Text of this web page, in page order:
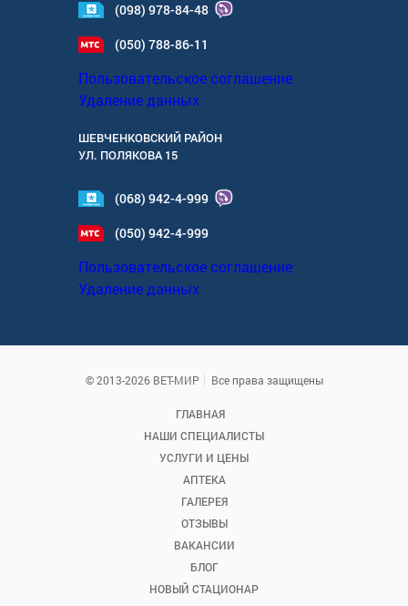
(098) 978-84-48
(050) 788-86-11
Пользовательское соглашение
Удаление данных
ШЕВЧЕНКОВСКИЙ РАЙОН
УЛ. ПОЛЯКОВА 15
(068) 942-4-999
(050) 942-4-999
Пользовательское соглашение
Удаление данных
© 2013-2026 ВЕТ-МИР Все права защищены
ГЛАВНАЯ
НАШИ СПЕЦИАЛИСТЫ
УСЛУГИ И ЦЕНЫ
АПТЕКА
ГАЛЕРЕЯ
ОТЗЫВЫ
ВАКАНСИИ
БЛОГ
НОВЫЙ СТАЦИОНАР